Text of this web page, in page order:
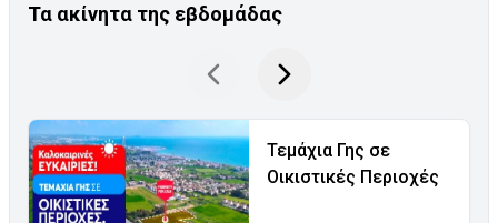
Τα ακίνητα της εβδομάδας
Τεμάχια Γης σε
Οικιστικές Περιοχές